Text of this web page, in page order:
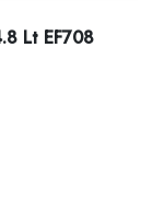
Lt EF708